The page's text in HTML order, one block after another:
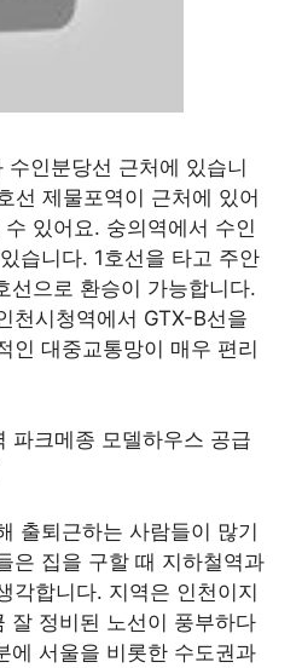
수인분당선 근처에 있습니
선 제물포역이 근처에 있어
있어요. 숭의역에서 수인
습니다. 1호선을 타고 주안
선으로 환승이 가능합니다.
천시청역에서 GTX-B선을
인 대중교통망이 매우 편리
출퇴근하는 사람들이 많기
은 집을 구할 때 지하철역과
각합니다. 지역은 인천이지
잘 정비된 노선이 풍부하다
에 서울을 비롯한 수도권과